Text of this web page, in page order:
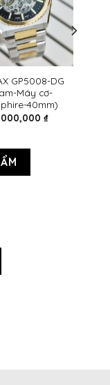
GP5008-DG
Máy cơ-
40mm)
₫